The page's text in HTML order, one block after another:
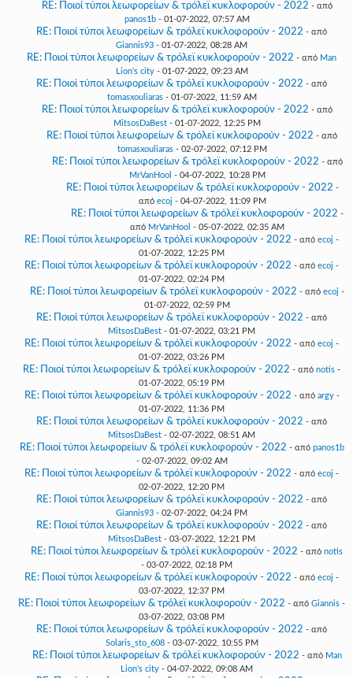
RE: Ποιοί τύποι λεωφορείων & τρόλεϊ κυκλοφορούν - 2022 - από
panos1b- 01-07-2022, 07:57 AM
RE: Ποιοί τύποι λεωφορείων & τρόλεϊ κυκλοφορούν - 2022 - από
Giannis93 - 01-07-2022, 08:28 AM
RE: Ποιοί τύποι λεωφορείων & τρόλεϊ κυκλοφορούν - 2022 - από Man
Lion's city- 01-07-2022, 09:23 AM
RE: Ποιοί τύποι λεωφορείων & τρόλεϊ κυκλοφορούν - 2022 - από
tomasxouliaras- 01-07-2022, 11:59 AM
RE: Ποιοί τύποι λεωφορείων & τρόλεϊ κυκλοφορούν - 2022 - από
MitsosDaBest- 01-07-2022, 12:25 PM
RE: Ποιοί τύποι λεωφορείων & τρόλεϊ κυκλοφορούν - 2022 - από
tomasxouliaras- 02-07-2022, 07:12 PM
RE: Ποιοί τύποι λεωφορείων & τρόλεϊ κυκλοφορούν - 2022 - από
MrVanHool - 04-07-2022, 10:28 PM
RE: Ποιοί τύποι λεωφορείων & τρόλεϊ κυκλοφορούν - 2022 -
από ecoj - 04-07-2022, 11:09 PM
RE: Ποιοί τύποι λεωφορείων & τρόλεϊ κυκλοφορούν - 2022 -
από MrVanHool - 05-07-2022, 02:35 AM
RE: Ποιοί τύποι λεωφορείων & τρόλεϊ κυκλοφορούν - 2022 - από ecoj -
01-07-2022, 12:25 PM
RE: Ποιοί τύποι λεωφορείων & τρόλεϊ κυκλοφορούν - 2022 - από ecoj -
01-07-2022, 02:24 PM
RE: Ποιοί τύποι λεωφορείων & τρόλεϊ κυκλοφορούν - 2022 - από ecoj -
01-07-2022, 02:59 PM
RE: Ποιοί τύποι λεωφορείων & τρόλεϊ κυκλοφορούν - 2022 - από
MitsosDaBest - 01-07-2022, 03:21 PM
RE: Ποιοί τύποι λεωφορείων & τρόλεϊ κυκλοφορούν - 2022 - από ecoj -
01-07-2022, 03:26 PM
RE: Ποιοί τύποι λεωφορείων & τρόλεϊ κυκλοφορούν - 2022 - από notis -
01-07-2022, 05:19 PM
RE: Ποιοί τύποι λεωφορείων & τρόλεϊ κυκλοφορούν - 2022 - από argy-
01-07-2022, 11:36 PM
RE: Ποιοί τύποι λεωφορείων & τρόλεϊ κυκλοφορούν - 2022 - από
MitsosDaBest - 02-07-2022, 08:51 AM
RE: Ποιοί τύποι λεωφορείων & τρόλεϊ κυκλοφορούν - 2022 - από panos1b
- 02-07-2022, 09:02 AM
RE: Ποιοί τύποι λεωφορείων & τρόλεϊ κυκλοφορούν - 2022 - από ecoj -
02-07-2022, 12:20 PM
RE: Ποιοί τύποι λεωφορείων & τρόλεϊ κυκλοφορούν - 2022 - από
Giannis93 - 02-07-2022, 04:24 PM
RE: Ποιοί τύποι λεωφορείων & τρόλεϊ κυκλοφορούν - 2022 - από
MitsosDaBest - 03-07-2022, 12:21 PM
RE: Ποιοί τύποι λεωφορείων & τρόλεϊ κυκλοφορούν - 2022 - από notis
- 03-07-2022, 02:18 PM
RE: Ποιοί τύποι λεωφορείων & τρόλεϊ κυκλοφορούν - 2022 - από ecoj -
03-07-2022, 12:37 PM
RE: Ποιοί τύποι λεωφορείων & τρόλεϊ κυκλοφορούν - 2022 - από Giannis -
03-07-2022, 03:08 PM
RE: Ποιοί τύποι λεωφορείων & τρόλεϊ κυκλοφορούν - 2022 - από
Solaris_sto_608- 03-07-2022, 10:55 PM
RE: Ποιοί τύποι λεωφορείων & τρόλεϊ κυκλοφορούν - 2022 - από Man
Lion's city - 04-07-2022, 09:08 AM